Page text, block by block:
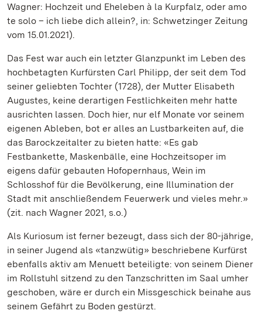
Wagner: Hochzeit und Eheleben à la Kurpfalz, oder amo
te solo – ich liebe dich allein?, in: Schwetzinger Zeitung
vom 15.01.2021).
Das Fest war auch ein letzter Glanzpunkt im Leben des
hochbetagten Kurfürsten Carl Philipp, der seit dem Tod
seiner geliebten Tochter (1728), der Mutter Elisabeth
Augustes, keine derartigen Festlichkeiten mehr hatte
ausrichten lassen. Doch hier, nur elf Monate vor seinem
eigenen Ableben, bot er alles an Lustbarkeiten auf, die
das Barockzeitalter zu bieten hatte: «Es gab
Festbankette, Maskenbälle, eine Hochzeitsoper im
eigens dafür gebauten Hofopernhaus, Wein im
Schlosshof für die Bevölkerung, eine Illumination der
Stadt mit anschließendem Feuerwerk und vieles mehr.»
(zit. nach Wagner 2021, s.o.)
Als Kuriosum ist ferner bezeugt, dass sich der 80-jährige,
in seiner Jugend als «tanzwütig» beschriebene Kurfürst
ebenfalls aktiv am Menuett beteiligte: von seinem Diener
im Rollstuhl sitzend zu den Tanzschritten im Saal umher
geschoben, wäre er durch ein Missgeschick beinahe aus
seinem Gefährt zu Boden gestürzt.